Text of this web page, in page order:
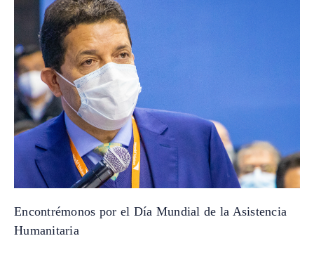
Encontrémonos por el Día Mundial de la Asistencia
Humanitaria